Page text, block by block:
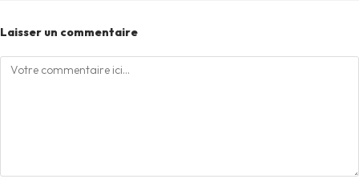
Laisser un commentaire